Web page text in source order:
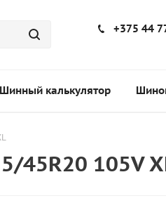
+375 44
Шинный калькулятор
45R20 105V